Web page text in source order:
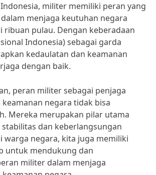
militer memiliki peran yang
menjaga keutuhan negara
ribuan pulau. Dengan keberadaan
Indonesia) sebagai garda
kedaulatan dan keamanan
dengan baik.
peran militer sebagai penjaga
negara tidak bisa
Mereka merupakan pilar utama
dan keberlangsungan
warga negara, kita juga memiliki
untuk mendukung dan
militer dalam menjaga